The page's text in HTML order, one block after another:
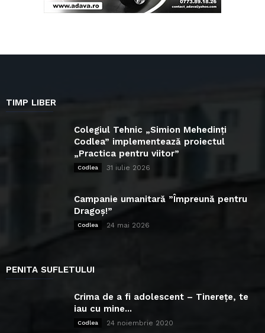
TIMP LIBER
Colegiul Tehnic „Simion Mehedinți
Codlea” implementează proiectul
„Practica pentru viitor”
Codlea 31 iulie 2026
Campanie umanitară ”Împreună pentru
Dragoș!”
Codlea 24 mai 2026
PENITA SUFLETULUI
Crima de a fi adolescent – Tinerețe, te
iau cu mine...
Codlea 24 noiembrie 2020